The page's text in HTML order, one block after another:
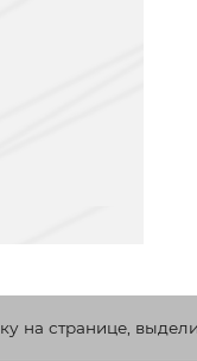
на странице,